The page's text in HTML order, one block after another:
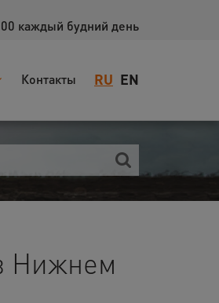
каждый будний день
RU EN
Контакты
Нижнем